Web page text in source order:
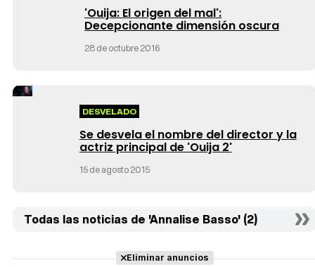
'Ouija: El origen del mal':
Decepcionante dimensión oscura
28 de octubre 2016
DESVELADO
Se desvela el nombre del director y la
actriz principal de 'Ouija 2'
15 de agosto 2015
Todas las noticias de 'Annalise Basso' (2)
Eliminar anuncios